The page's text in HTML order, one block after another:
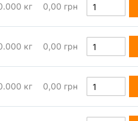
кг 0,00 грн
кг 0,00 грн
кг 0,00 грн